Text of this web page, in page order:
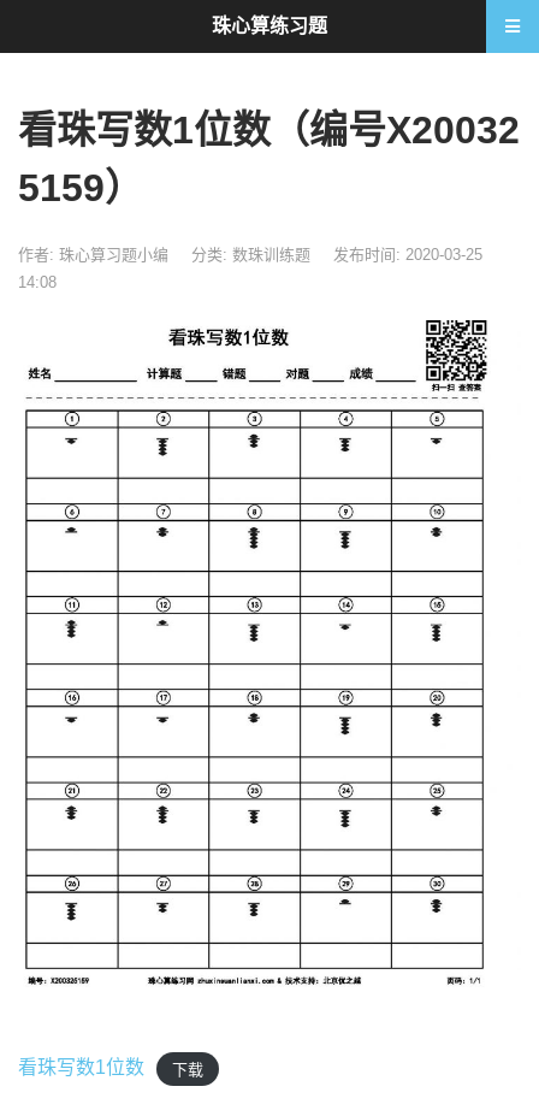
看珠写数1位数（编号X20032
5159）
作者: 珠心算习题小编 分类: 数珠训练题
发布时间: 2020-03-25
14:08
看珠写数1位数 下载
珠心算练习题